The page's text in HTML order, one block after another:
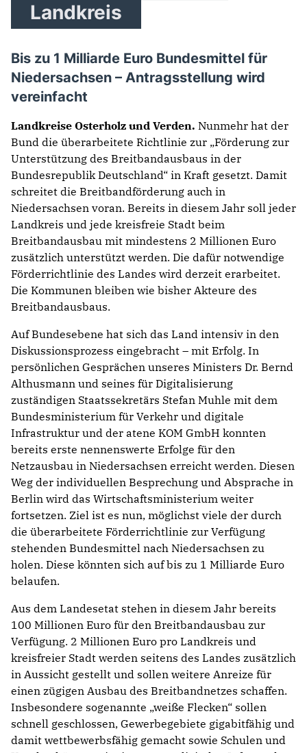
Landkreis
Bis zu 1 Milliarde Euro Bundesmittel für
Niedersachsen – Antragsstellung wird
vereinfacht
Landkreise Osterholz und Verden. Nunmehr hat der
Bund die überarbeitete Richtlinie zur „Förderung zur
Unterstützung des Breitbandausbaus in der
Bundesrepublik Deutschland“ in Kraft gesetzt. Damit
schreitet die Breitbandförderung auch in
Niedersachsen voran. Bereits in diesem Jahr soll jeder
Landkreis und jede kreisfreie Stadt beim
Breitbandausbau mit mindestens 2 Millionen Euro
zusätzlich unterstützt werden. Die dafür notwendige
Förderrichtlinie des Landes wird derzeit erarbeitet.
Die Kommunen bleiben wie bisher Akteure des
Breitbandausbaus.
Auf Bundesebene hat sich das Land intensiv in den
Diskussionsprozess eingebracht – mit Erfolg. In
persönlichen Gesprächen unseres Ministers Dr. Bernd
Althusmann und seines für Digitalisierung
zuständigen Staatssekretärs Stefan Muhle mit dem
Bundesministerium für Verkehr und digitale
Infrastruktur und der atene KOM GmbH konnten
bereits erste nennenswerte Erfolge für den
Netzausbau in Niedersachsen erreicht werden. Diesen
Weg der individuellen Besprechung und Absprache in
Berlin wird das Wirtschaftsministerium weiter
fortsetzen. Ziel ist es nun, möglichst viele der durch
die überarbeitete Förderrichtlinie zur Verfügung
stehenden Bundesmittel nach Niedersachsen zu
holen. Diese könnten sich auf bis zu 1 Milliarde Euro
belaufen.
Aus dem Landesetat stehen in diesem Jahr bereits
100 Millionen Euro für den Breitbandausbau zur
Verfügung. 2 Millionen Euro pro Landkreis und
kreisfreier Stadt werden seitens des Landes zusätzlich
in Aussicht gestellt und sollen weitere Anreize für
einen zügigen Ausbau des Breitbandnetzes schaffen.
Insbesondere sogenannte „weiße Flecken“ sollen
schnell geschlossen, Gewerbegebiete gigabitfähig und
damit wettbewerbsfähig gemacht sowie Schulen und